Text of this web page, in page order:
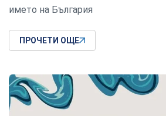
името на България
ПРОЧЕТИ ОЩЕ